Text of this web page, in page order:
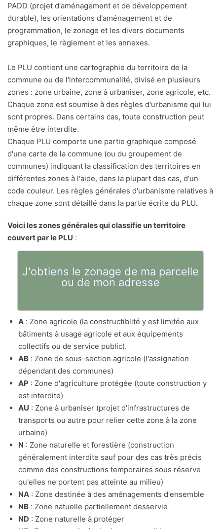
PADD (projet d'aménagement et de développement
durable), les orientations d'aménagement et de
programmation, le zonage et les divers documents
graphiques, le règlement et les annexes.
Le PLU contient une cartographie du territoire de la
commune ou de l'intercommunalité, divisé en plusieurs
zones : zone urbaine, zone à urbaniser, zone agricole, etc.
Chaque zone est soumise à des règles d'urbanisme qui lui
sont propres. Dans certains cas, toute construction peut
même être interdite.
Chaque PLU comporte une partie graphique composé
d'une carte de la commune (ou du groupement de
communes) indiquant la classification des territoires en
différentes zones à l'aide, dans la plupart des cas, d'un
code couleur. Les règles générales d'urbanisme relatives à
chaque zone sont détaillé dans la partie écrite du PLU.
Voici les zones générales qui classifie un territoire
couvert par le PLU :
J'obtiens le zonage de ma parcelle
ou de mon adresse
A : Zone agricole (la constructiblité y est limitée aux
bâtiments à usage agricole et aux équipements
collectifs ou de service public).
AB : Zone de sous-section agricole (l'assignation
dépendant des communes)
AP : Zone d'agriculture protégée (toute construction y
est interdite)
AU : Zone à urbaniser (projet d'infrastructures de
transports ou autre pour relier cette zone à la zone
urbaine)
N : Zone naturelle et forestière (construction
généralement interdite sauf pour des cas très précis
comme des constructions temporaires sous réserve
qu'elles ne portent pas atteinte au milieu)
NA : Zone destinée à des aménagements d'ensemble
NB : Zone natuelle partiellement desservie
ND : Zone naturelle à protéger